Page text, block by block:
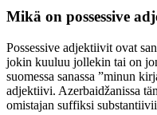
Mikä on possessive
Possessive adjektiivit ovat
jokin kuuluu jollekin tai on
suomessa sanassa ”minun
adjektiivi. Azerbaidžanissa
omistajan suffiksi